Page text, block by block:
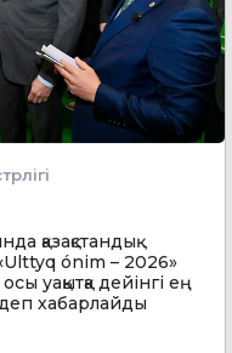
қазақстандық
ónim – 2026»
уақытқа дейінгі ең
хабарлайды